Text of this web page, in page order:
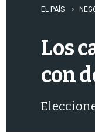
EL PAÍS
Los
con